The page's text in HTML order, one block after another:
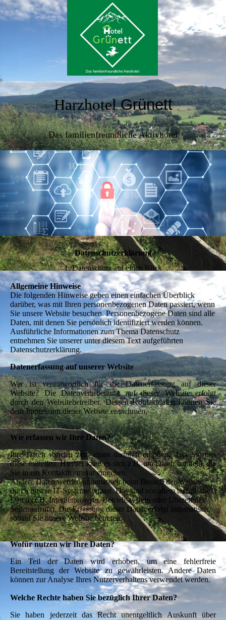
HarzhotelGrünett
Das familienfreundliche Aktivhotel
Datenschutzerklärung
1. Datenschutz auf einen Blick
Allgemeine Hinweise
Die folgenden Hinweise geben einen einfachen Überblick
darüber, was mit Ihren personenbezogenen Daten passiert, wenn
Sie unsere Website besuchen. Personenbezogene Daten sind alle
Daten, mit denen Sie persönlich identifiziert werden können.
Ausführliche Informationen zum Thema Datenschutz
entnehmen Sie unserer unter diesem Text aufgeführten
Datenschutzerklärung.
Datenerfassung auf unserer Website
Wer ist verantwortlich für die Datenerfassung auf dieser
Website?Die Datenverarbeitung auf dieser Website erfolgt
durch den Websitebetreiber. Dessen Kontaktdaten können Sie
dem Impressum dieser Website entnehmen.
Wie erfassen wir Ihre Daten?
Ihre Daten werden zum einen dadurch erhoben, dass Sie uns
diese mitteilen. Hierbei kann es sich z.B. um Daten handeln, die
Sie in ein Kontaktformular eingeben.
Andere Daten werden automatisch beim Besuch der Website
durch unsere IT-Systeme erfasst. Das sind vor allem technische
Daten (z.B. Internetbrowser, Betriebssystem oder Uhrzeit des
Seitenaufrufs). Die Erfassung dieser Daten erfolgt automatisch,
sobald Sie unsere Website betreten.
Wofür nutzen wir Ihre Daten?
Ein Teil der Daten wird erhoben, um eine fehlerfreie
Bereitstellung der Website zu gewährleisten. Andere Daten
können zur Analyse Ihres Nutzerverhaltens verwendet werden.
Welche Rechte haben Sie bezüglich Ihrer Daten?
Sie haben jederzeit das Recht unentgeltlich Auskunft über